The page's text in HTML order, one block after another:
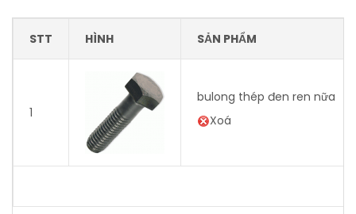
STT HÌNH SẢN PHẨM
1
bulong thép đen ren nữa
Xoá